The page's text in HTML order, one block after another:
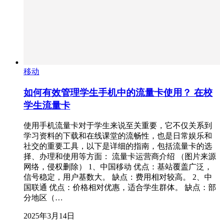
移动
如何有效管理学生手机中的流量卡使用？ 在校
学生流量卡
使用手机流量卡对于学生来说至关重要，它不仅关系到
学习资料的下载和在线课堂的流畅性，也是日常娱乐和
社交的重要工具，以下是详细的指南，包括流量卡的选
择、办理和使用等方面： 流量卡运营商介绍 （图片来源
网络，侵权删除） 1、中国移动 优点：基站覆盖广泛，
信号稳定，用户基数大。 缺点：费用相对较高。 2、中
国联通 优点：价格相对优惠，适合学生群体。 缺点：部
分地区（…
2025年3月14日